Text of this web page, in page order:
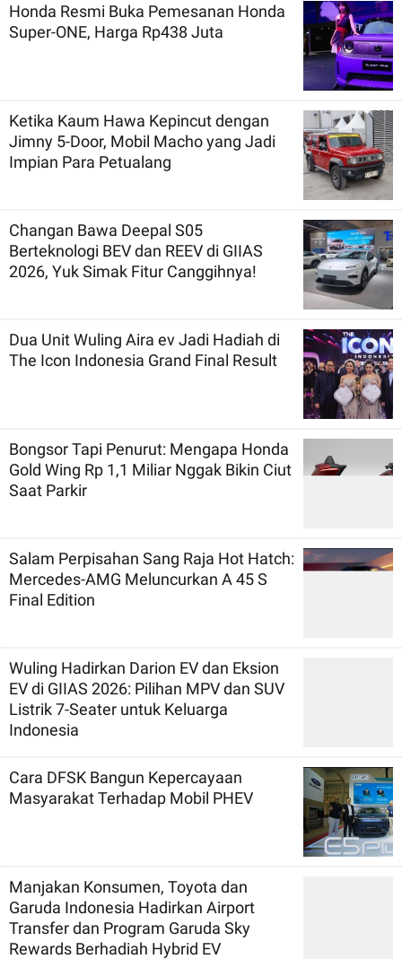
Honda Resmi Buka Pemesanan Honda
Super-ONE, Harga Rp438 Juta
Ketika Kaum Hawa Kepincut dengan
Jimny 5-Door, Mobil Macho yang Jadi
Impian Para Petualang
Changan Bawa Deepal S05
Berteknologi BEV dan REEV di GIIAS
2026, Yuk Simak Fitur Canggihnya!
Dua Unit Wuling Aira ev Jadi Hadiah di
The Icon Indonesia Grand Final Result
Bongsor Tapi Penurut: Mengapa Honda
Gold Wing Rp 1,1 Miliar Nggak Bikin Ciut
Saat Parkir
Salam Perpisahan Sang Raja Hot Hatch:
Mercedes-AMG Meluncurkan A 45 S
Final Edition
Wuling Hadirkan Darion EV dan Eksion
EV di GIIAS 2026: Pilihan MPV dan SUV
Listrik 7-Seater untuk Keluarga
Indonesia
Cara DFSK Bangun Kepercayaan
Masyarakat Terhadap Mobil PHEV
Manjakan Konsumen, Toyota dan
Garuda Indonesia Hadirkan Airport
Transfer dan Program Garuda Sky
Rewards Berhadiah Hybrid EV